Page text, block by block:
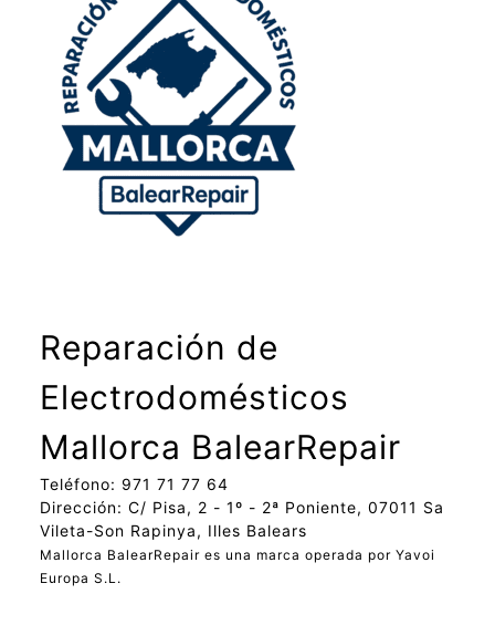
Reparación de
Electrodomésticos
Mallorca BalearRepair
Teléfono: 971 71 77 64
Dirección: C/ Pisa, 2 - 1º - 2ª Poniente, 07011 Sa
Vileta-Son Rapinya, Illes Balears
Mallorca BalearRepair es una marca operada por Yavoi
Europa S.L.